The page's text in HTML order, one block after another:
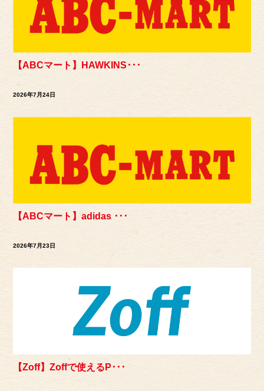
【ABCマート】HAWKINS･･･
2026年7月24日
【ABCマート】adidas ･･･
2026年7月23日
【Zoff】Zoffで使えるP･･･